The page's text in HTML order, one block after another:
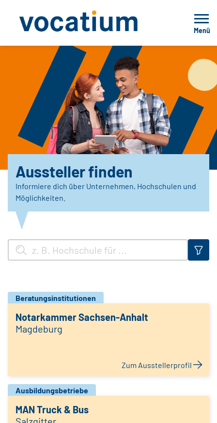
Menü
Aussteller finden
Informiere dich über Unternehmen, Hochschulen und
Möglichkeiten.
Beratungsinstitutionen
Notarkammer Sachsen-Anhalt
Magdeburg
Zum Ausstellerprofil
Ausbildungsbetriebe
MAN Truck & Bus